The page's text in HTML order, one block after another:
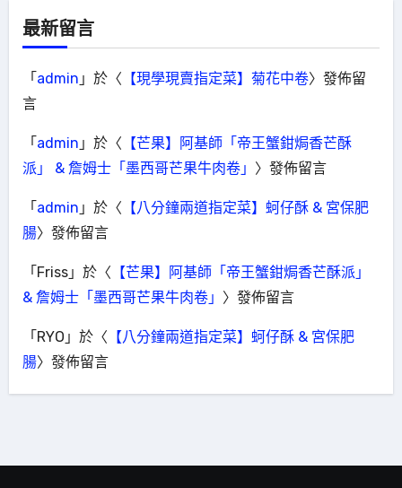
最新留言
「admin 」於〈 【現學現賣指定菜】菊花中卷〉發佈留
言
「admin 」於〈 【芒果】阿基師「帝王蟹鉗焗香芒酥
派」 & 詹姆士「墨西哥芒果牛肉卷」 〉發佈留言
「admin 」於〈 【八分鐘兩道指定菜】蚵仔酥 & 宮保肥
腸〉發佈留言
「Friss」於〈 【芒果】阿基師「帝王蟹鉗焗香芒酥派」
& 詹姆士「墨西哥芒果牛肉卷」 〉發佈留言
「RYO 」於〈 【八分鐘兩道指定菜】蚵仔酥 & 宮保肥
腸〉發佈留言